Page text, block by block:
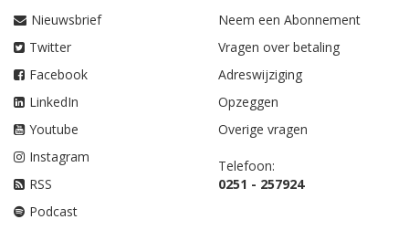
Nieuwsbrief
Twitter
Facebook
LinkedIn
Youtube
Instagram
RSS
Podcast
Neem een Abonnement
Vragen over betaling
Adreswijziging
Opzeggen
Overige vragen
Telefoon:
0251 - 257924